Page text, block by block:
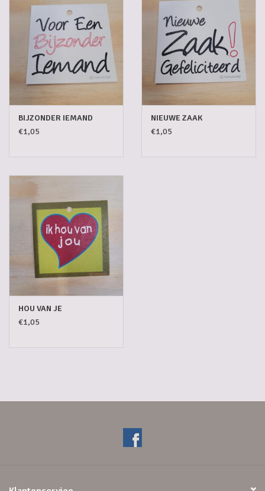
BIJZONDER IEMAND
€1,05
NIEUWE ZAAK
€1,05
HOU VAN JE
€1,05